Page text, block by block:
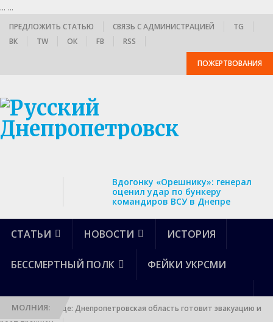
... ...
ПРЕДЛОЖИТЬ СТАТЬЮ СВЯЗЬ С АДМИНИСТРАЦИЕЙ
TG
ВК
TW ОК FB RSS
ПОЖЕРТВОВАНИЯ
Вдогонку «Орешнику»: генерал
оценил удар по бункеру
командиров ВСУ в Днепре
СТАТЬИ НОВОСТИ ИСТОРИЯ
БЕССМЕРТНЫЙ ПОЛК ФЕЙКИ УКРСМИ
МОЛНИЯ:
Выход к границе: Днепропетровская область готовит эвакуацию и